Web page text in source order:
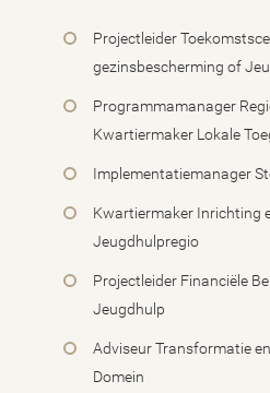
Projectleider
gezinsbescherming of
Programmamanager
Kwartiermaker Lokale
Implementatiemanager
Kwartiermaker Inrichting
Jeugdhulpregio
Projectleider Financiële
Jeugdhulp
Adviseur Transformatie
Domein